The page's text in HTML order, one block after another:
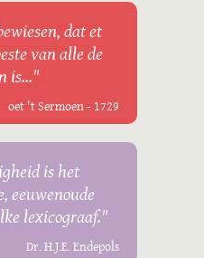
dat et
van alle de
is..."
oet 't Sermoen - 1729
is het
eeuwenoude
lexicograaf."
Dr. H.J.E. Endepols